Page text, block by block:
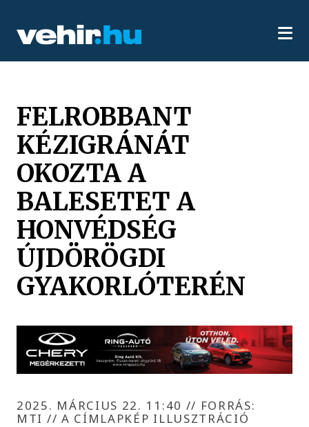
FELROBBANT
KÉZIGRÁNÁT
OKOZTA A
BALESETET A
HONVÉDSÉG
ÚJDÖRÖGDI
GYAKORLÓTERÉN
2025. MÁRCIUS 22. 11:40 // FORRÁS:
MTI // A CÍMLAPKÉP ILLUSZTRÁCIÓ